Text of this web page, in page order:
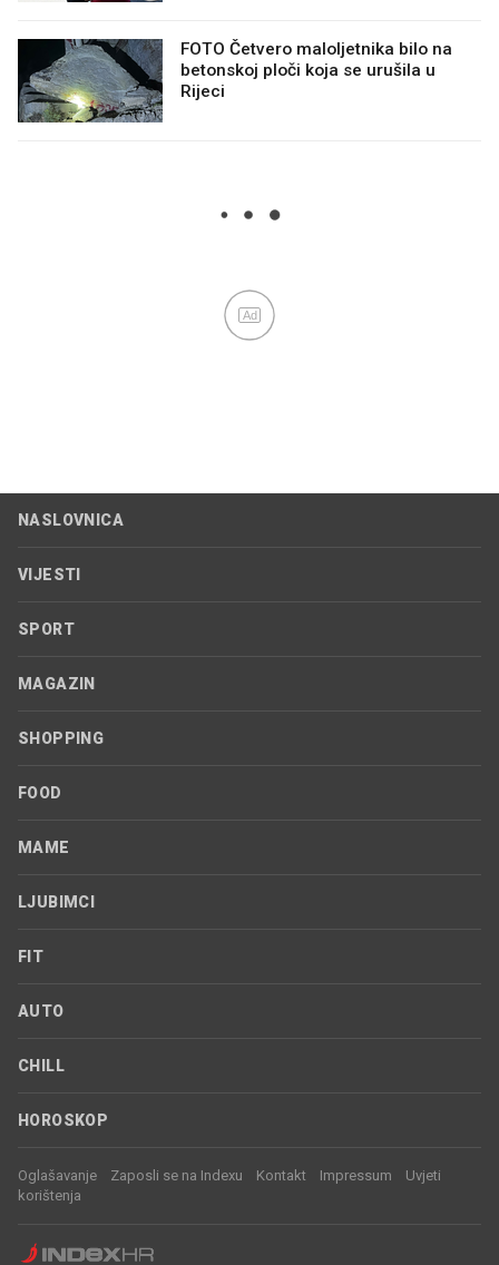
FOTO Četvero maloljetnika bilo na
betonskoj ploči koja se urušila u
Rijeci
Ad
NASLOVNICA
VIJESTI
SPORT
MAGAZIN
SHOPPING
FOOD
MAME
LJUBIMCI
FIT
AUTO
CHILL
HOROSKOP
Oglašavanje Zaposli se na Indexu Kontakt Impressum
Uvjeti
korištenja